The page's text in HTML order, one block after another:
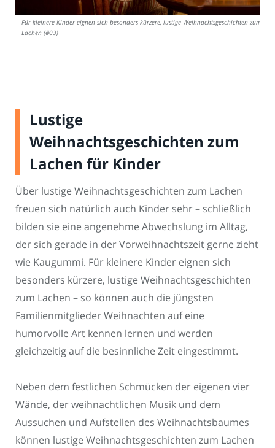
Für kleinere Kinder eignen sich besonders kürzere, lustige Weihnachtsgeschichten zum
Lachen (#03)
Lustige
Weihnachtsgeschichten zum
Lachen für Kinder
Über lustige Weihnachtsgeschichten zum Lachen
freuen sich natürlich auch Kinder sehr – schließlich
bilden sie eine angenehme Abwechslung im Alltag,
der sich gerade in der Vorweihnachtszeit gerne zieht
wie Kaugummi. Für kleinere Kinder eignen sich
besonders kürzere, lustige Weihnachtsgeschichten
zum Lachen – so können auch die jüngsten
Familienmitglieder Weihnachten auf eine
humorvolle Art kennen lernen und werden
gleichzeitig auf die besinnliche Zeit eingestimmt.
Neben dem festlichen Schmücken der eigenen vier
Wände, der weihnachtlichen Musik und dem
Aussuchen und Aufstellen des Weihnachtsbaumes
können lustige Weihnachtsgeschichten zum Lachen